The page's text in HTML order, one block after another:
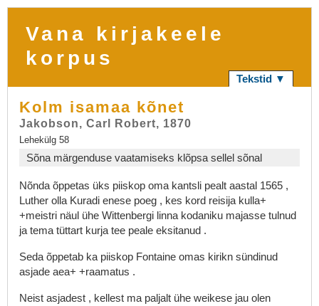
Vana kirjakeele
korpus
Tekstid ▼
Kolm isamaa kõnet
Jakobson, Carl Robert, 1870
Lehekülg 58
Sõna märgenduse vaatamiseks klõpsa sellel sõnal
Nõnda õppetas üks piiskop oma kantsli pealt aastal 1565 ,
Luther olla Kuradi enese poeg , kes kord reisija kulla+
+meistri näul ühe Wittenbergi linna kodaniku majasse tulnud
ja tema tüttart kurja tee peale eksitanud .
Seda õppetab ka piiskop Fontaine omas kirikn sündinud
asjade aea+ +raamatus .
Neist asjadest , kellest ma paljalt ühe weikese jau olen